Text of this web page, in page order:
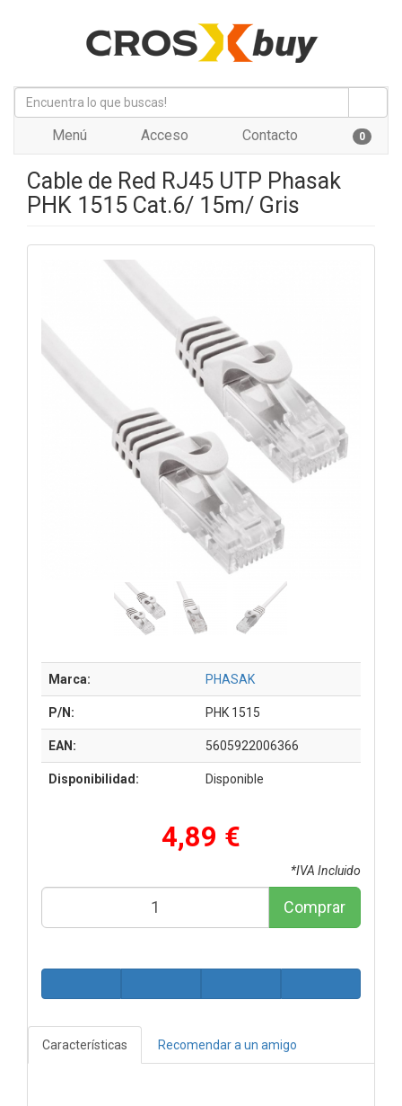
Menú Acceso Contacto 0
Cable de Red RJ45 UTP Phasak
PHK 1515 Cat.6/ 15m/ Gris
Marca: PHASAK
P/N: PHK 1515
EAN: 5605922006366
Disponibilidad: Disponible
4,89 €
*IVA Incluido
Comprar
Características Recomendar a un amigo